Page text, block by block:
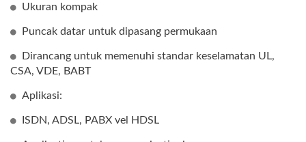
Ukuran kompak
Puncak datar untuk dipasang permukaan
Dirancang untuk memenuhi standar keselamatan UL,
CSA, VDE, BABT
Aplikasi:
ISDN, ADSL, PABX vel HDSL